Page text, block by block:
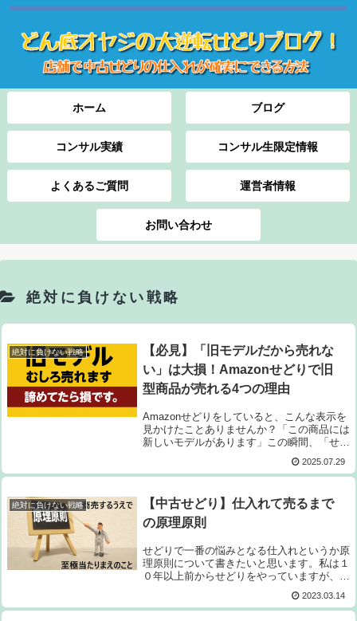
ホーム ブログ
コンサル実績 コンサル生限定情報
よくあるご質問 運営者情報
お問い合わせ
絶対に負けない戦略
絶対に負けない戦略
【必見】「旧モデルだから売れな
い」は大損！Amazonせどりで旧
型商品が売れる4つの理由
Amazonせどりをしていると、こんな表示を
見かけたことありませんか？「この商品には
新しいモデルがあります」この瞬間、「せっ
かく仕入れたのに旧モデルじゃん...売れない
かも...」と諦めていませんか？その判断、め
ちゃくちゃ損してます！これは...
2025.07.29
絶対に負けない戦略
【中古せどり】仕入れて売るまで
の原理原則
せどりで一番の悩みとなる仕入れというか原
理原則について書きたいと思います。私は１
０年以上前からせどりをやっていますが、始
た。お店に通っても通っても仕入れできそう
な商品が見つからない。Amazonより安く...
2023.03.14